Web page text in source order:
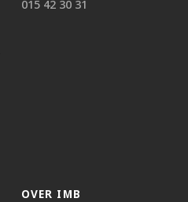
015 42 30 31
OVER IMB